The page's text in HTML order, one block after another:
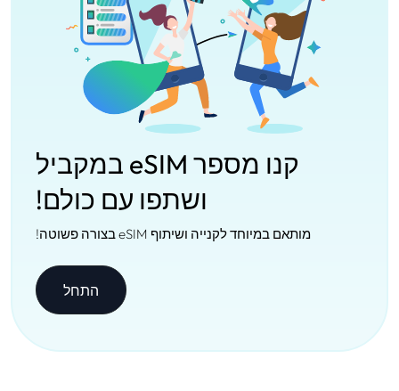
קנו מספר eSIM במקביל
ושתפו עם כולם!
מותאם במיוחד לקנייה ושיתוף eSIM בצורה פשוטה!
התחל